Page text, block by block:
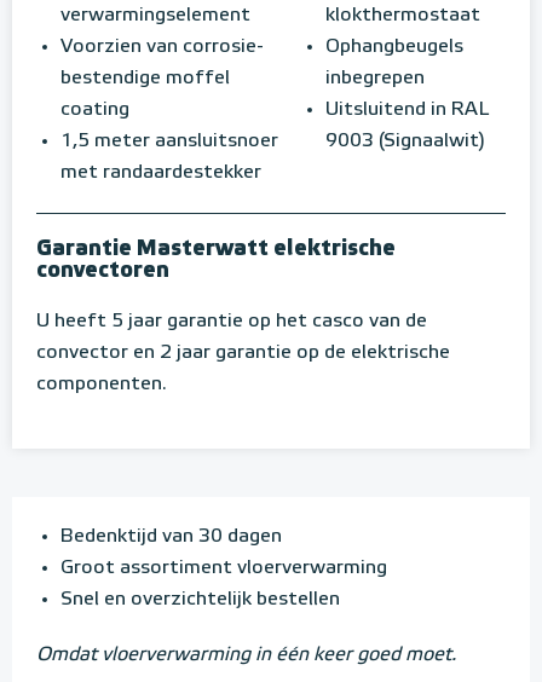
verwarmingselement
Voorzien van corrosie-
bestendige moffel
coating
1,5 meter aansluitsnoer
met randaardestekker
klokthermostaat
Ophangbeugels
inbegrepen
Uitsluitend in RAL
9003 (Signaalwit)
Garantie Masterwatt elektrische
convectoren
U heeft 5 jaar garantie op het casco van de
convector en 2 jaar garantie op de elektrische
componenten.
Bedenktijd van 30 dagen
Groot assortiment vloerverwarming
Snel en overzichtelijk bestellen
Omdat vloerverwarming in één keer goed moet.